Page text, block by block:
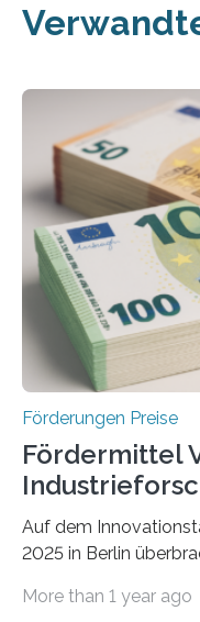
Förderungen Preise
Fördermittel
Auf dem
2025 in Berlin
Überplanmäßige
More than 1 year ago